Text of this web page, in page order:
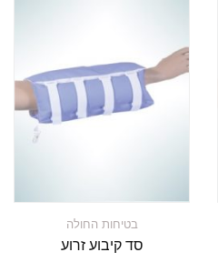
בטיחות החולה
סד קיבוע זרוע